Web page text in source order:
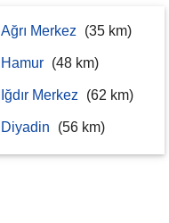
Ağrı Merkez (35 km)
Hamur (48 km)
Iğdır Merkez (62 km)
Diyadin (56 km)